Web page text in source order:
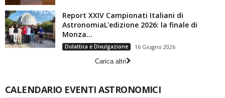
Report XXIV Campionati Italiani di
AstronomiaL'edizione 2026: la finale di
Monza...
Didattica e Divulgazione
16 Giugno 2026
Carica altri
CALENDARIO EVENTI ASTRONOMICI